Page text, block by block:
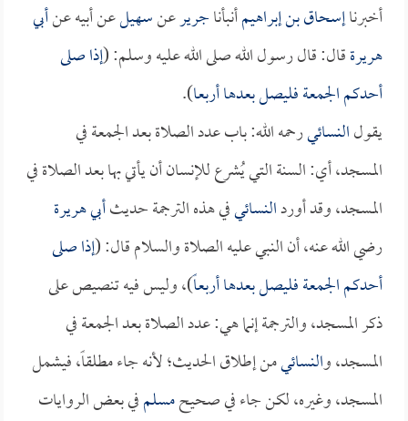
أخبرناإسحاق بن إبراهيمأنبأناجريرعنسهيلعن أبيه عنأبي
هريرةقال: قال رسول الله صلى الله عليه وسلم: (إذا صلى
أحدكم الجمعة فليصل بعدها أربعا).
يقولالنسائيرحمه الله: باب عدد الصلاة بعد الجمعة في
المسجد، أي: السنة التي يُشرع للإنسان أن يأتي بها بعد الصلاة في
المسجد، وقد أوردالنسائيفي هذه الترجمة حديثأبي هريرة
رضي الله عنه، أن النبي عليه الصلاة والسلام قال: (إذا صلى
أحدكم الجمعة فليصل بعدها أربعاً)، وليس فيه تنصيص على
ذكر المسجد، والترجمة إنما هي: عدد الصلاة بعد الجمعة في
المسجد، والنسائيمن إطلاق الحديث؛ لأنه جاء مطلقاً، فيشمل
المسجد، وغيره، لكن جاء في صحيحمسلمفي بعض الروايات